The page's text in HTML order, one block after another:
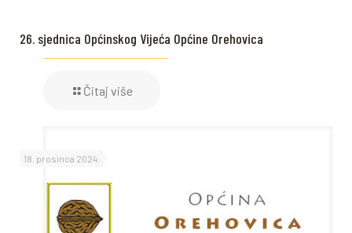
26. sjednica Općinskog Vijeća Općine Orehovica
Čitaj više
18. prosinca 2024.